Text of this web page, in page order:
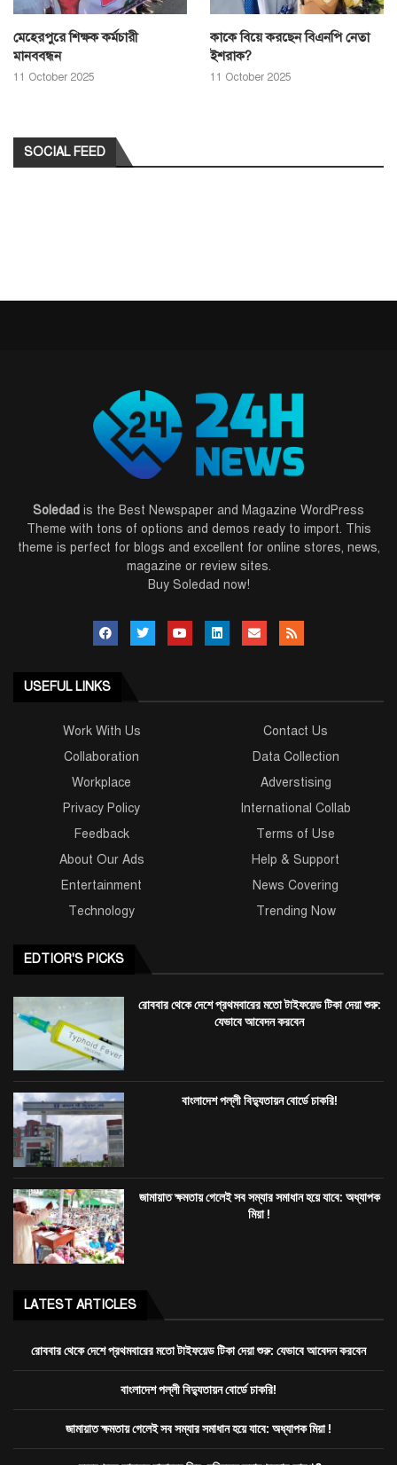
মেহেরপুরে শিক্ষক কর্মচারী
মানববন্ধন
11 October 2025
কাকে বিয়ে করছেন বিএনপি নেতা
ইশরাক?
11 October 2025
SOCIAL FEED
Soledad is the Best Newspaper and Magazine WordPress
Theme with tons of options and demos ready to import. This
theme is perfect for blogs and excellent for online stores, news,
magazine or review sites.
Buy Soledad now!
USEFUL LINKS
Work With Us
Contact Us
Collaboration
Data Collection
Workplace
Adverstising
Privacy Policy
International Collab
Feedback
Terms of Use
About Our Ads
Help & Support
Entertainment
News Covering
Technology
Trending Now
EDTIOR'S PICKS
রোববার থেকে দেশে প্রথমবারের মতো টাইফয়েড টিকা দেয়া শুরু:
যেভাবে আবেদন করবেন
বাংলাদেশ পল্লী বিদ্যুতায়ন বোর্ডে চাকরি!
জামায়াত ক্ষমতায় গেলেই সব সম্যার সমাধান হয়ে যাবে: অধ্যাপক
মিয়া !
LATEST ARTICLES
রোববার থেকে দেশে প্রথমবারের মতো টাইফয়েড টিকা দেয়া শুরু: যেভাবে আবেদন করবেন
বাংলাদেশ পল্লী বিদ্যুতায়ন বোর্ডে চাকরি!
জামায়াত ক্ষমতায় গেলেই সব সম্যার সমাধান হয়ে যাবে: অধ্যাপক মিয়া !